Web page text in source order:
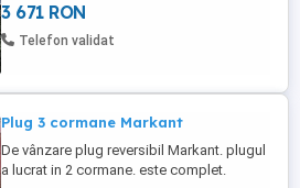
3 671 RON
Telefon validat
Plug 3 cormane Markant
De vânzare plug reversibil Markant. plugul
a lucrat in 2 cormane. este complet.